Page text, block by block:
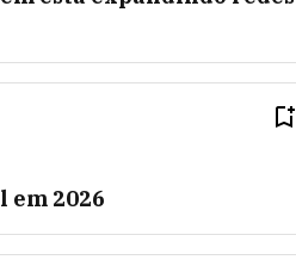
2026